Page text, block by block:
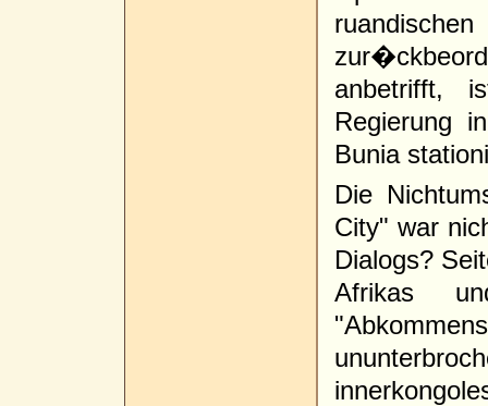
anbetrifft,
Regierung
Bunia
Die
City" war
Dialogs?
Afrikas